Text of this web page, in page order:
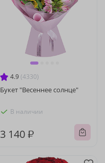
4.9 (4330)
Букет "Весеннее солнце"
В наличии
3 140 ₽